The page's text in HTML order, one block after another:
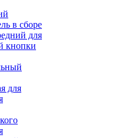
в сборе
для
кнопки
для